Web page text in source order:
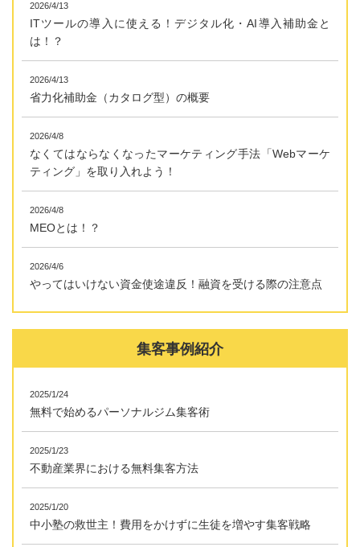
2026/4/13
ITツールの導入に使える！デジタル化・AI導入補助金と
は！？
2026/4/13
省力化補助金（カタログ型）の概要
2026/4/8
なくてはならなくなったマーケティング手法「Webマーケ
ティング」を取り入れよう！
2026/4/8
MEOとは！？
2026/4/6
やってはいけない資金使途違反！融資を受ける際の注意点
集客事例紹介
2025/1/24
無料で始めるパーソナルジム集客術
2025/1/23
不動産業界における無料集客方法
2025/1/20
中小塾の救世主！費用をかけずに生徒を増やす集客戦略